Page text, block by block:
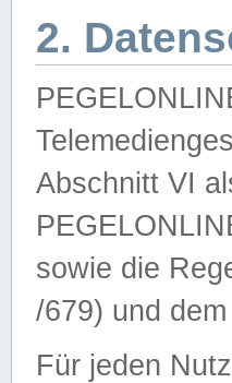
2.
Abschnitt VI
sowie die
/679) und
Für jeden